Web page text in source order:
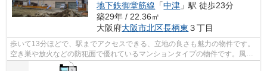
地下鉄御堂筋線 「中津 」駅 徒歩23分
築29年 / 22.36㎡
大阪府大阪市北区長柄東 ３丁目
歩いて13分ほどで、駅までアクセスできる、立地の良さも魅力の物件です。
空き巣や放火などの防犯面で優れているマンションタイプの物件です。風通
しが良く真夏の暑い日も快適に過ごせ...